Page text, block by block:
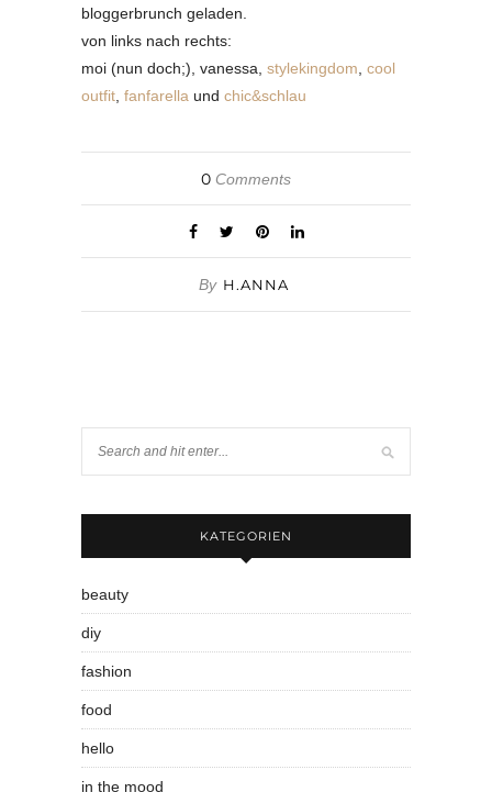
bloggerbrunch geladen.
von links nach rechts:
moi (nun doch;), vanessa, stylekingdom cool
outfit fanfarella und chic&schlau
0 Comments
By H.ANNA
KATEGORIEN
beauty
diy
fashion
food
hello
in the mood